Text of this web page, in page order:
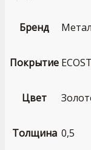
Бренд
Покрытие
Цвет
Толщина 0,5